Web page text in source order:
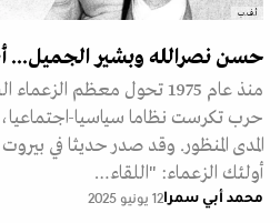
أ.ف.ب
حسن نصرالله وبشير الجميل...
منذ عام 1975 تحول معظم
حرب تكرست نظاما سياسيا-
المدى المنظور. وقد صدر حديثا في بيروت
أولئك الزعماء: "اللقاء…
محمد أبي سمرا12 يونيو 2025